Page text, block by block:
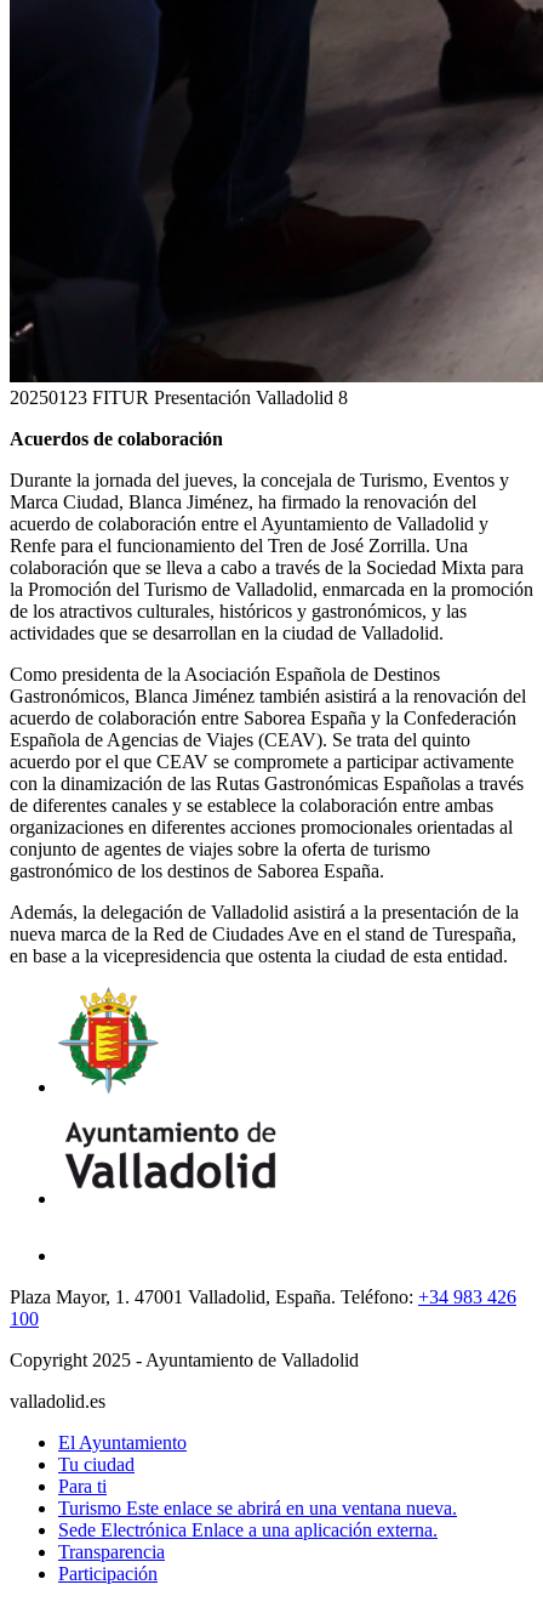
20250123 FITUR Presentación Valladolid 8
Acuerdos de colaboración
Durante la jornada del jueves, la concejala de Turismo, Eventos y
Marca Ciudad, Blanca Jiménez, ha firmado la renovación del
acuerdo de colaboración entre el Ayuntamiento de Valladolid y
Renfe para el funcionamiento del Tren de José Zorrilla. Una
colaboración que se lleva a cabo a través de la Sociedad Mixta para
la Promoción del Turismo de Valladolid, enmarcada en la promoción
de los atractivos culturales, históricos y gastronómicos, y las
actividades que se desarrollan en la ciudad de Valladolid.
Como presidenta de la Asociación Española de Destinos
Gastronómicos, Blanca Jiménez también asistirá a la renovación del
acuerdo de colaboración entre Saborea España y la Confederación
Española de Agencias de Viajes (CEAV). Se trata del quinto
acuerdo por el que CEAV se compromete a participar activamente
con la dinamización de las Rutas Gastronómicas Españolas a través
de diferentes canales y se establece la colaboración entre ambas
organizaciones en diferentes acciones promocionales orientadas al
conjunto de agentes de viajes sobre la oferta de turismo
gastronómico de los destinos de Saborea España.
Además, la delegación de Valladolid asistirá a la presentación de la
nueva marca de la Red de Ciudades Ave en el stand de Turespaña,
en base a la vicepresidencia que ostenta la ciudad de esta entidad.
Plaza Mayor, 1. 47001 Valladolid, España. Teléfono: +34 983 426
100
Copyright 2025 - Ayuntamiento de Valladolid
valladolid.es
El Ayuntamiento
Tu ciudad
Para ti
Turismo Este enlace se abrirá en una ventana nueva.
Sede Electrónica Enlace a una aplicación externa.
Transparencia
Participación